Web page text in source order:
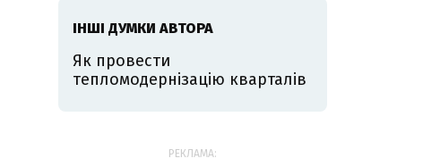
ІНШІ ДУМКИ АВТОРА
Як провести
тепломодернізацію кварталів
РЕКЛАМА: